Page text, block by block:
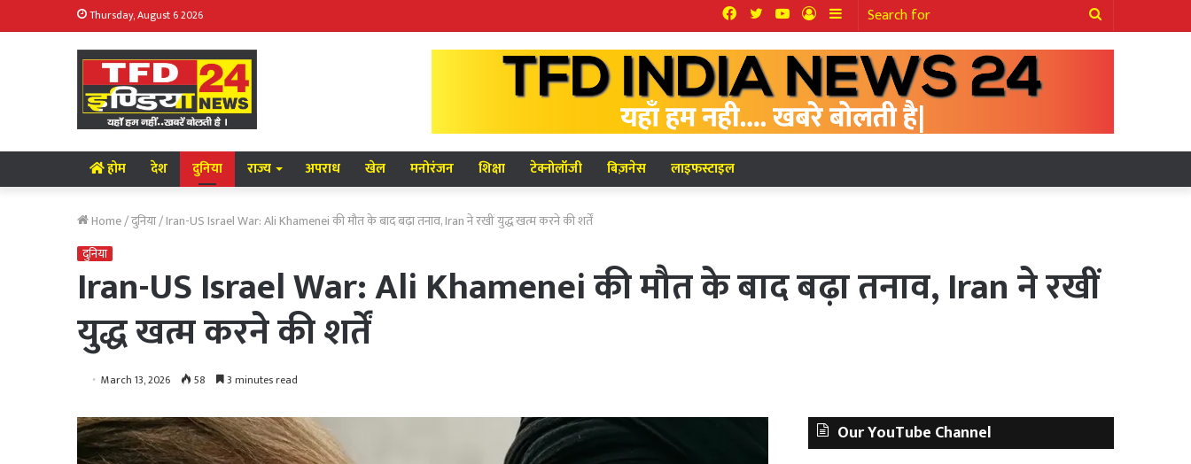
Thursday, August 6 2026
Search
for
Sidebar
Log
In
YouTube
Twitter
Facebook
होम देश दुनिया राज्य अपराध खेल मनोरंजन शिक्षा टेक्नोलॉजी बिज़नेस लाइफस्टाइल
Home/दुनिया/Iran-US Israel War: Ali Khamenei की मौत के बाद बढ़ा तनाव, Iran ने रखीं युद्ध खत्म करने की शर्तें
दुनिया
Iran-US Israel War: Ali Khamenei की मौत के बाद बढ़ा तनाव, Iran ने रखीं
युद्ध खत्म करने की शर्तें
March 13, 2026 58 3 minutes read
Our YouTube Channel